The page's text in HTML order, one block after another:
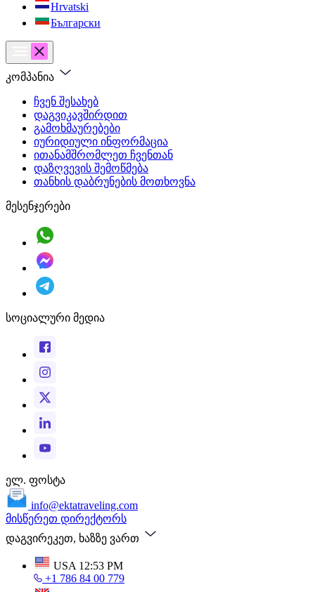
Hrvatski
Български
კომპანია
ჩვენ შესახებ
დაგვიკავშირდით
გამოხმაურებები
იურიდიული ინფორმაცია
ითანამშრომლეთ ჩვენთან
დაზღვევის შემოწმება
თანხის დაბრუნების მოთხოვნა
მესენჯერები
სოციალური მედია
ელ. ფოსტა
info@ektatraveling.com
მისწერეთ დირექტორს
დაგვირეკეთ, ხაზზე ვართ
USA 12:53 PM
+1 786 84 00 779